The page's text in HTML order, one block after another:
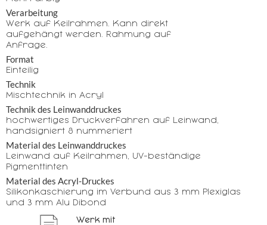
Verarbeitung
Werk auf Keilrahmen. Kann direkt
aufgehängt werden. Rahmung auf
Anfrage.
Format
Einteilig
Technik
Mischtechnik in Acryl
Technik des Leinwanddruckes
hochwertiges Druckverfahren auf Leinwand,
handsigniert & nummeriert
Material des Leinwanddruckes
Leinwand auf Keilrahmen, UV-beständige
Pigmenttinten
Material des Acryl-Druckes
Silikonkaschierung im Verbund aus 3 mm Plexiglas
und 3 mm Alu Dibond
Werk mit